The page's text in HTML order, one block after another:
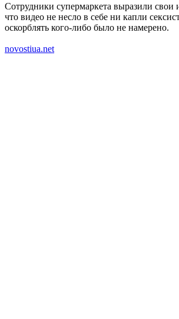
Сотрудники супермаркета выразили свои
что видео не несло в себе ни капли
оскорблять кого-либо было не намерено.
novostiua.net